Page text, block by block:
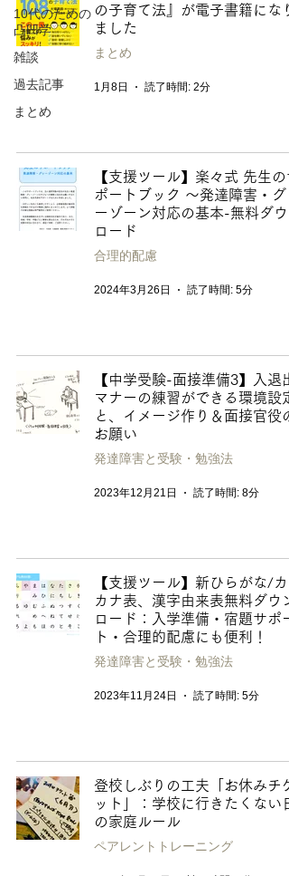
10代のための
凸凹学
雑談
過去記事
まとめ
の子育て法』が電子書籍になり
ました
まとめ
1月8日 読了時間: 2分
【支援ツール】楽々式 先生の
ポートブック 〜発達障害・グ
ーゾーン対応の基本-無料ダウ
ロード
合理的配慮
2024年3月26日 読了時間: 5分
【中学受験-面接準備3】入退出
マナーの練習ができる環境設定
と、イメージ作り＆面接官役の
お願い
発達障害と受験・勉強法
2023年12月21日 読了時間: 8分
【支援ツール】新ひらがな/カ
カナ表、漢字由来表無料ダウン
ロード：入学準備・宿題サポー
ト・合理的配慮にも便利！
発達障害と受験・勉強法
2023年11月24日 読了時間: 5分
登校しぶりの工夫「お休みチケ
ット」：学校に行きたくない日
の家庭ルール
ペアレントトレーニング